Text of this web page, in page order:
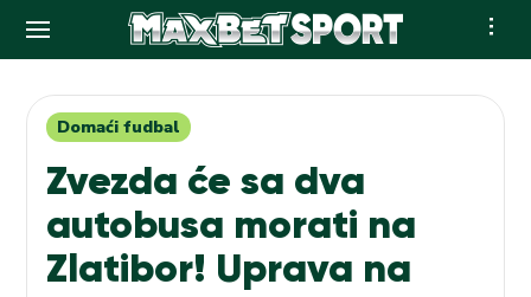
contentDomaći fudbal
Zvezda će sa dva
autobusa morati na
Zlatibor! Uprava na